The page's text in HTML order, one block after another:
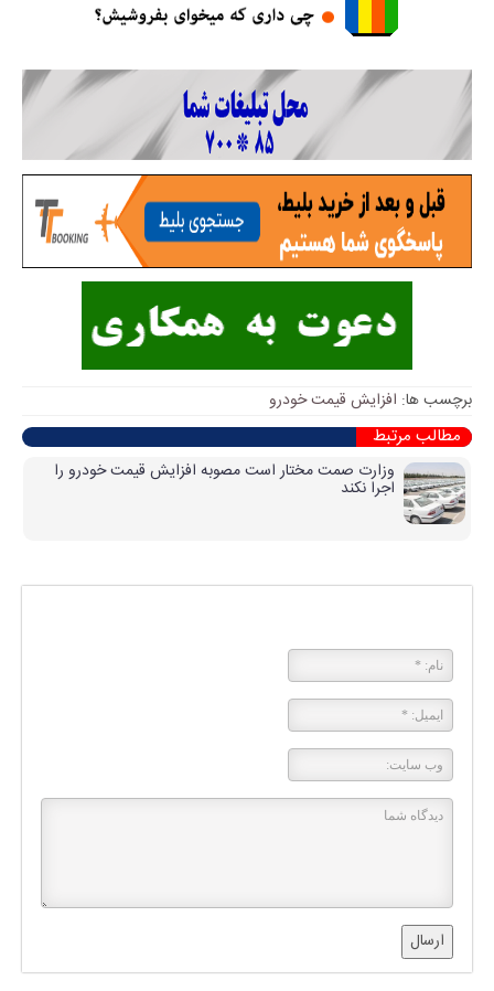
برچسب ها: افزایش قیمت خودرو
مطالب مرتبط
وزارت صمت مختار است مصوبه افزایش قیمت خودرو را
اجرا نکند
ارسال